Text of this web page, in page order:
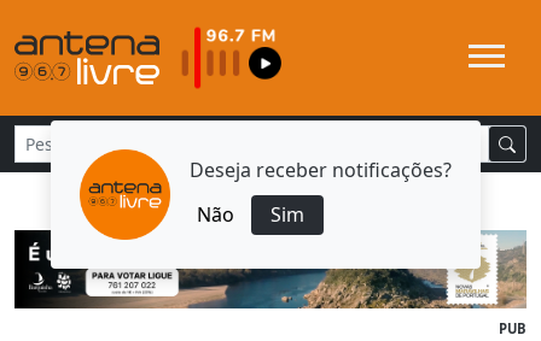
Deseja receber notificações?
Não
Sim
PUB